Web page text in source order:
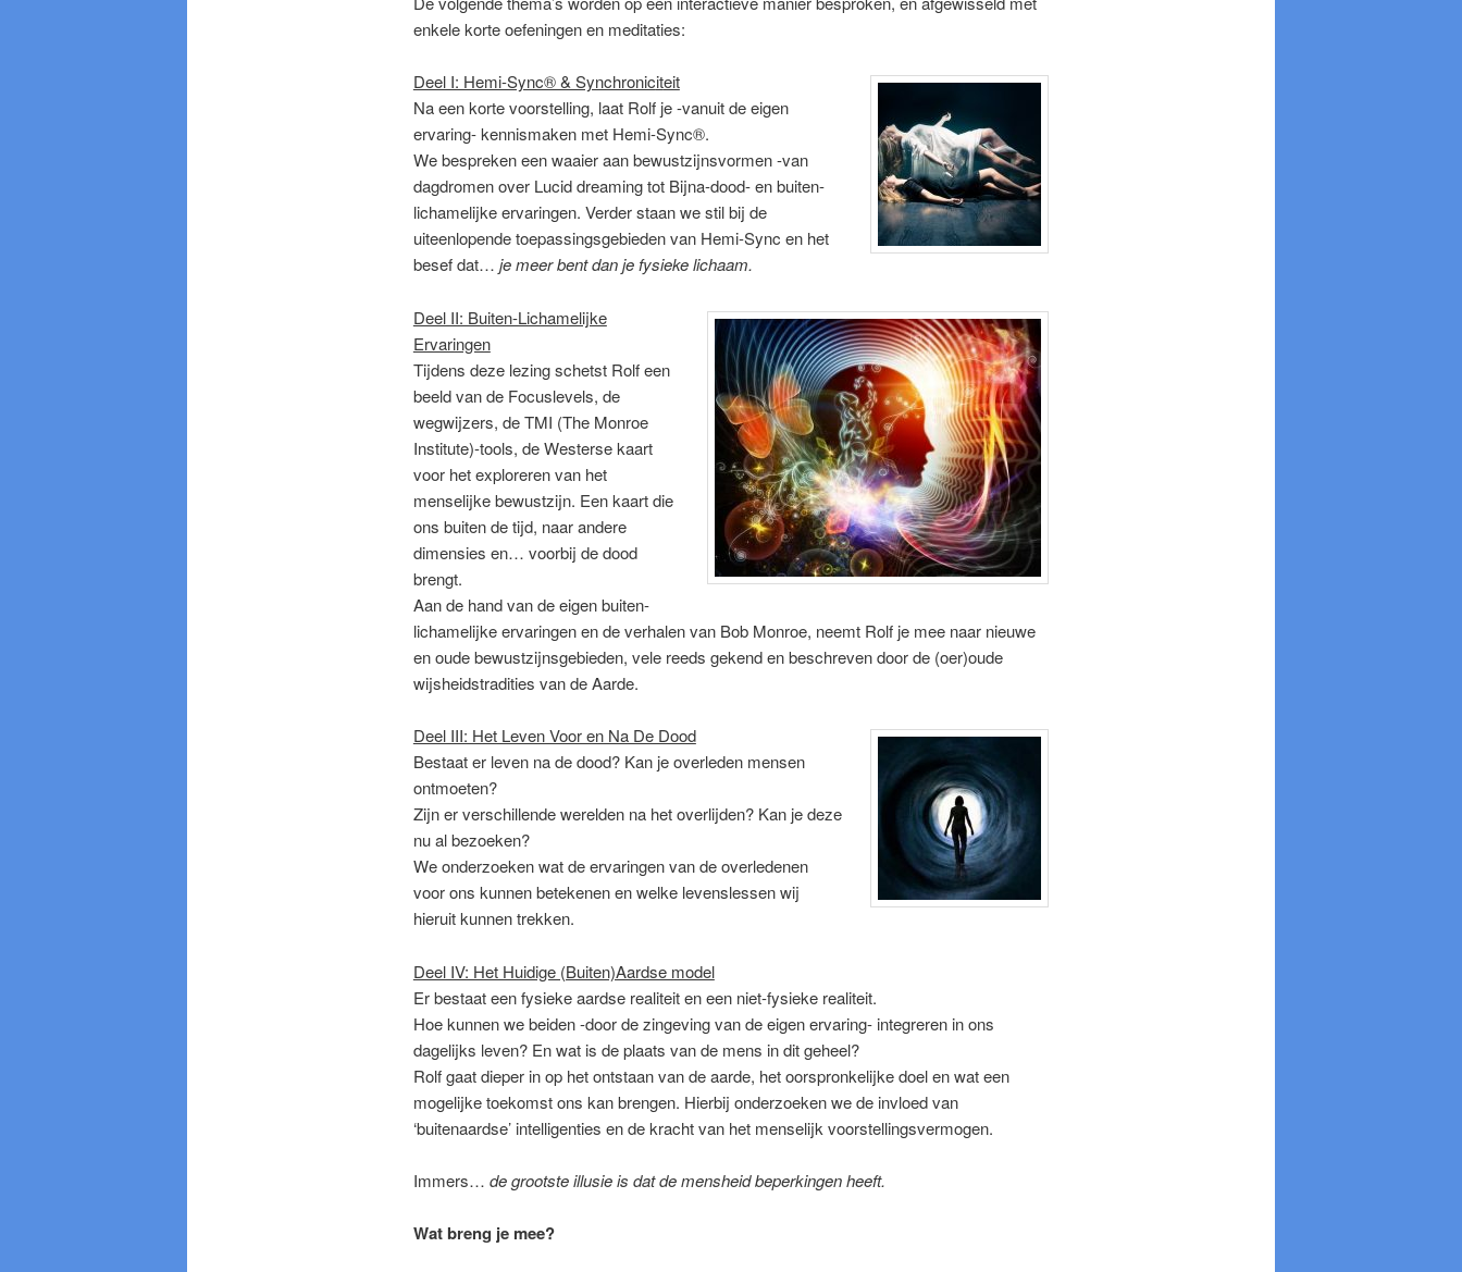
enkele korte oefeningen en meditaties:
Deel I: Hemi-Sync® & Synchroniciteit
Na een korte voorstelling, laat Rolf je -vanuit de eigen
ervaring- kennismaken met Hemi-Sync®.
We bespreken een waaier aan bewustzijnsvormen -van
dagdromen over Lucid dreaming tot Bijna-dood- en buiten-
lichamelijke ervaringen. Verder staan we stil bij de
uiteenlopende toepassingsgebieden van Hemi-Sync en het
besef dat… je meer bent dan je fysieke lichaam.
Deel II: Buiten-Lichamelijke
Ervaringen
Tijdens deze lezing schetst Rolf een
beeld van de Focuslevels, de
wegwijzers, de TMI (The Monroe
Institute)-tools, de Westerse kaart
voor het exploreren van het
menselijke bewustzijn. Een kaart die
ons buiten de tijd, naar andere
dimensies en… voorbij de dood
brengt.
Aan de hand van de eigen buiten-
lichamelijke ervaringen en de verhalen van Bob Monroe, neemt Rolf je mee naar nieuwe
en oude bewustzijnsgebieden, vele reeds gekend en beschreven door de (oer)oude
wijsheidstradities van de Aarde.
Deel III: Het Leven Voor en Na De Dood
Bestaat er leven na de dood? Kan je overleden mensen
ontmoeten?
Zijn er verschillende werelden na het overlijden? Kan je deze
nu al bezoeken?
We onderzoeken wat de ervaringen van de overledenen
voor ons kunnen betekenen en welke levenslessen wij
hieruit kunnen trekken.
Deel IV: Het Huidige (Buiten)Aardse model
Er bestaat een fysieke aardse realiteit en een niet-fysieke realiteit.
Hoe kunnen we beiden -door de zingeving van de eigen ervaring- integreren in ons
dagelijks leven? En wat is de plaats van de mens in dit geheel?
Rolf gaat dieper in op het ontstaan van de aarde, het oorspronkelijke doel en wat een
mogelijke toekomst ons kan brengen. Hierbij onderzoeken we de invloed van
‘buitenaardse’ intelligenties en de kracht van het menselijk voorstellingsvermogen.
Immers… de grootste illusie is dat de mensheid beperkingen heeft.
Wat breng je mee?